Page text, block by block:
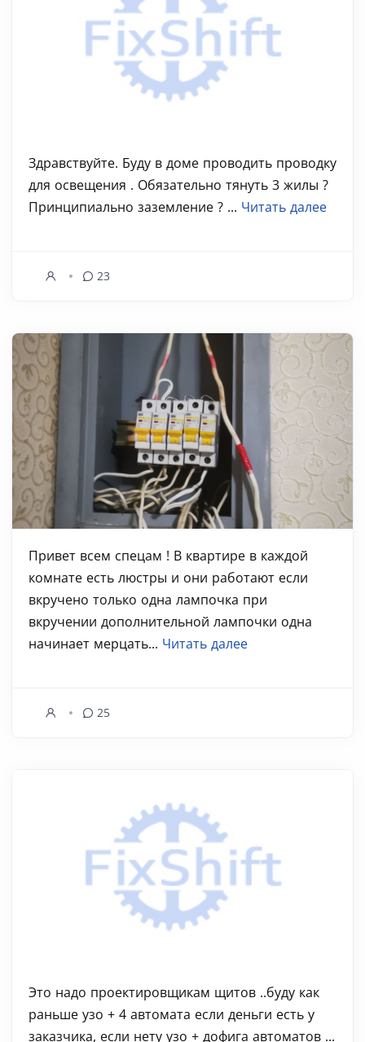
Здравствуйте. Буду в доме проводить проводку
для освещения . Обязательно тянуть 3 жилы ?
Принципиально заземление ? ... Читать далее
23
Привет всем спецам ! В квартире в каждой
комнате есть люстры и они работают если
вкручено только одна лампочка при
вкручении дополнительной лампочки одна
начинает мерцать... Читать далее
25
Это надо проектировщикам щитов ..буду как
раньше узо + 4 автомата если деньги есть у
заказчика, если нету узо + дофига автоматов ...